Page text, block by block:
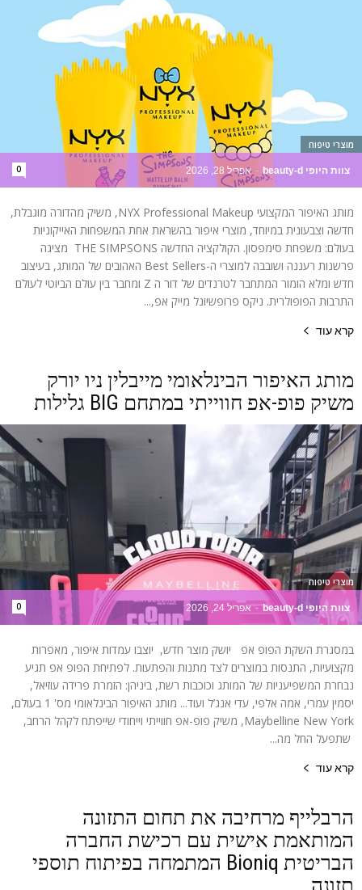
צוות היופי beauty-d - אפריל 28, 2026 0
מוצרי טיפוח
מותג האיפור המקצועי NYX Professional Makeup, משיק מהדורה מוגבלת,
חדשה וצבעונית במיוחד, מוצרי איפור בהשראת אחת המשפחות האייקוניות
בעולם: משפחת סימפסון. הקולקציה החדשה THE SIMPSONS מציגה
פרשנות רעננה ושובבה למוצרי ה-Best Sellers האהובים של המותג, בעיצוב
חדש ומלא הומור המתחבר לטרנדים של דור ה Z ומחבר בין עולם הביוטי לעולם
התרבות הפופולרית. ניקס פרופשיונל מייק אפ,...
קרא עוד
מותג האיפור הבינלאומי מייבלין ניו יורק
משיק פופ-אפ חווייתי במתחם BIG גלילות
צוות היופי beauty-d - אפריל 24, 2026 0
מוצרי טיפוח
במסגרת השקת הפופ אפ יושק מוצר חדש, יוצבו עמדות איפור, מאפרות
מקצועיות, התנסות במוצרים לצד מתנות והפתעות. לפתיחת הפופ אפ תגיע
נבחרת המשפיעניות של המותג וכוכבות רשת, ביניהן: הזמרת פרידה עוזיאל,
יסמין עמרי, אמה אלפי, עדי אנג’ל ועוד... מותג האיפור הבינלאומי מס' 1 בעולם,
Maybelline New York, משיק פופ-אפ חווייתי וייחודי שייפתח לקהל הרחב,
שתפעל החל מה...
קרא עוד
הרבלייף מרחיבה את תחום התזונה
המותאמת אישית עם רכישת החברה
הבריטית Bioniq המתמחה בפיתוח תוספי
תזונה